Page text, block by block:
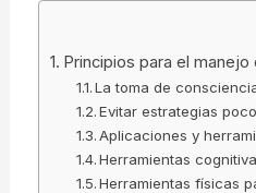
Principios para el manejo
La toma de
Evitar estrategias
Aplicaciones y
Herramientas
Herramientas físicas